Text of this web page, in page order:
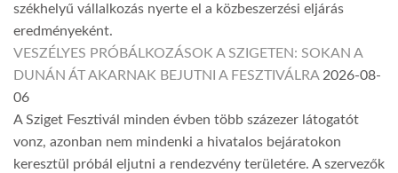
székhelyű vállalkozás nyerte el a közbeszerzési eljárás
eredményeként.
VESZÉLYES PRÓBÁLKOZÁSOK A SZIGETEN: SOKAN A
DUNÁN ÁT AKARNAK BEJUTNI A FESZTIVÁLRA 2026-08-
06
A Sziget Fesztivál minden évben több százezer látogatót
vonz, azonban nem mindenki a hivatalos bejáratokon
keresztül próbál eljutni a rendezvény területére. A szervezők